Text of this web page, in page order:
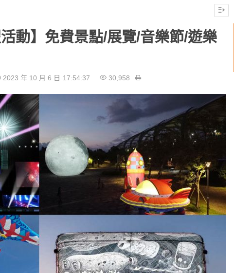
動】免費景點/展覽/音樂節/遊樂
2023 年 10 月 6 日 17:54:37 30,958